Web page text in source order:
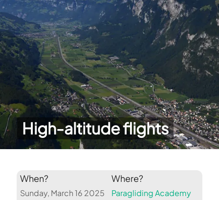
High-altitude flights
When?
Sunday, March 16 2025
Where?
Paragliding Academy